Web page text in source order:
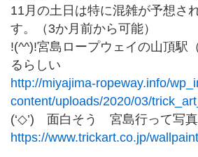
11月の土日は特に混雑が予想さ
す。（3か月前から可能）
!(^^)!宮島ロープウェイの山頂駅
るらしい
http://miyajima-ropeway.info/
content/uploads/2020/03/
(‘◇’)ゞ面白そう 宮島行って写
https://www.trickart.co.jp/